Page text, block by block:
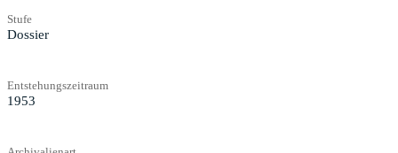
Stufe
Dossier
Entstehungszeitraum
1953